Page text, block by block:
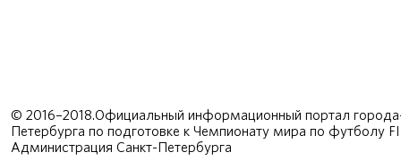
© 2016–2018.Официальный информационный портал
Петербурга по подготовке к Чемпионату мира по футболу
Администрация Санкт-Петербурга